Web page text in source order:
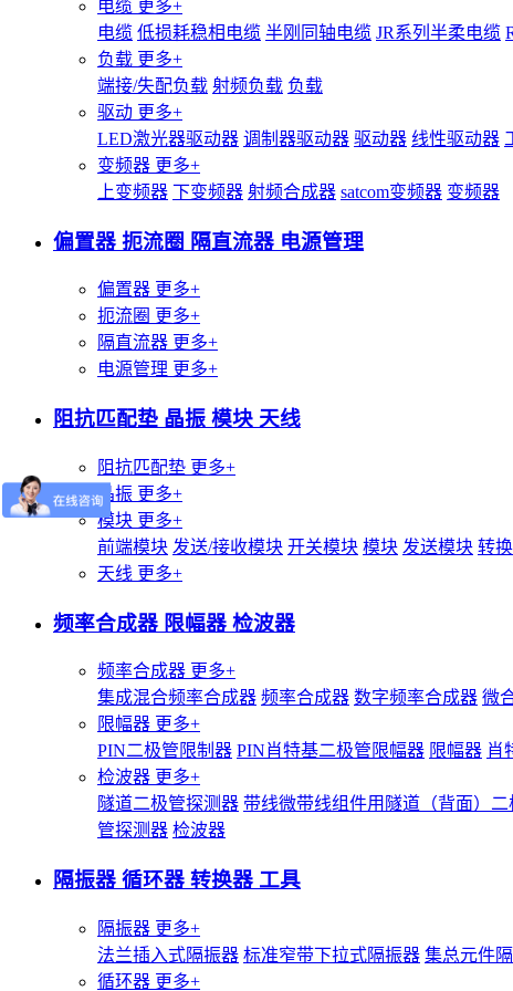
电缆 更多+
电缆 低损耗稳相电缆 半刚同轴电缆 JR系列半柔电缆
负载 更多+
端接/失配负载 射频负载 负载
驱动 更多+
LED激光器驱动器 调制器驱动器 驱动器 线性驱动器
变频器 更多+
上变频器 下变频器 射频合成器 satcom变频器 变频器
偏置器 扼流圈 隔直流器 电源管理
偏置器 更多+
扼流圈 更多+
隔直流器 更多+
电源管理 更多+
阻抗匹配垫 晶振 模块 天线
阻抗匹配垫 更多+
晶振 更多+
模块 更多+
前端模块 发送/接收模块 开关模块 模块 发送模块 转
天线 更多+
频率合成器 限幅器 检波器
频率合成器 更多+
集成混合频率合成器 频率合成器 数字频率合成器 微
限幅器 更多+
PIN二极管限制器 PIN肖特基二极管限幅器 限幅器 肖
检波器 更多+
隧道二极管探测器 带线微带线组件用隧道（背面）
管探测器 检波器
隔振器 循环器 转换器 工具
隔振器 更多+
法兰插入式隔振器 标准窄带下拉式隔振器 集总元件
循环器 更多+